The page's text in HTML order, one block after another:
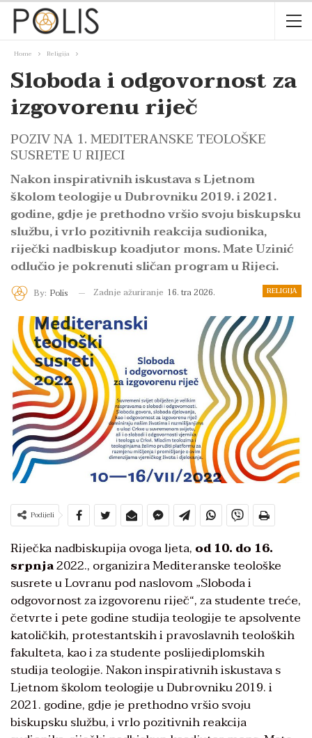
Home Religija
Sloboda i odgovornost za
izgovorenu riječ
POZIV NA 1. MEDITERANSKE TEOLOŠKE
SUSRETE U RIJECI
Nakon inspirativnih iskustava s Ljetnom
školom teologije u Dubrovniku 2019. i 2021.
godine, gdje je prethodno vršio svoju biskupsku
službu, i vrlo pozitivnih reakcija sudionika,
riječki nadbiskup koadjutor mons. Mate Uzinić
odlučio je pokrenuti sličan program u Rijeci.
RELIGIJA
By: Polis Zadnje ažuriranje 16. tra 2026.
Podijeli
Riječka nadbiskupija ovoga ljeta, od 10. do 16.
srpnja2022., organizira Mediteranske teološke
susrete u Lovranu pod naslovom „Sloboda i
odgovornost za izgovorenu riječ“, za studente treće,
četvrte i pete godine studija teologije te apsolvente
katoličkih, protestantskih i pravoslavnih teoloških
fakulteta, kao i za studente poslijediplomskih
studija teologije. Nakon inspirativnih iskustava s
Ljetnom školom teologije u Dubrovniku 2019. i
2021. godine, gdje je prethodno vršio svoju
biskupsku službu, i vrlo pozitivnih reakcija